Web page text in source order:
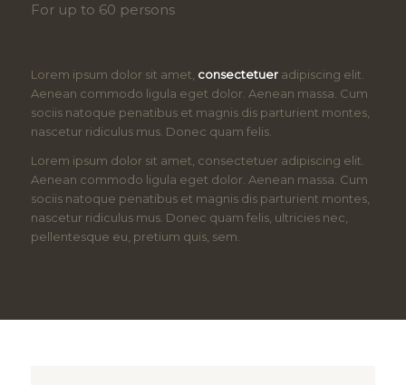
For up to 60 persons
Lorem ipsum dolor sit amet, consectetueradipiscing elit.
Aenean commodo ligula eget dolor. Aenean massa. Cum
sociis natoque penatibus et magnis dis parturient montes,
nascetur ridiculus mus. Donec quam felis.
Lorem ipsum dolor sit amet, consectetuer adipiscing elit.
Aenean commodo ligula eget dolor. Aenean massa. Cum
sociis natoque penatibus et magnis dis parturient montes,
nascetur ridiculus mus. Donec quam felis, ultricies nec,
pellentesque eu, pretium quis, sem.